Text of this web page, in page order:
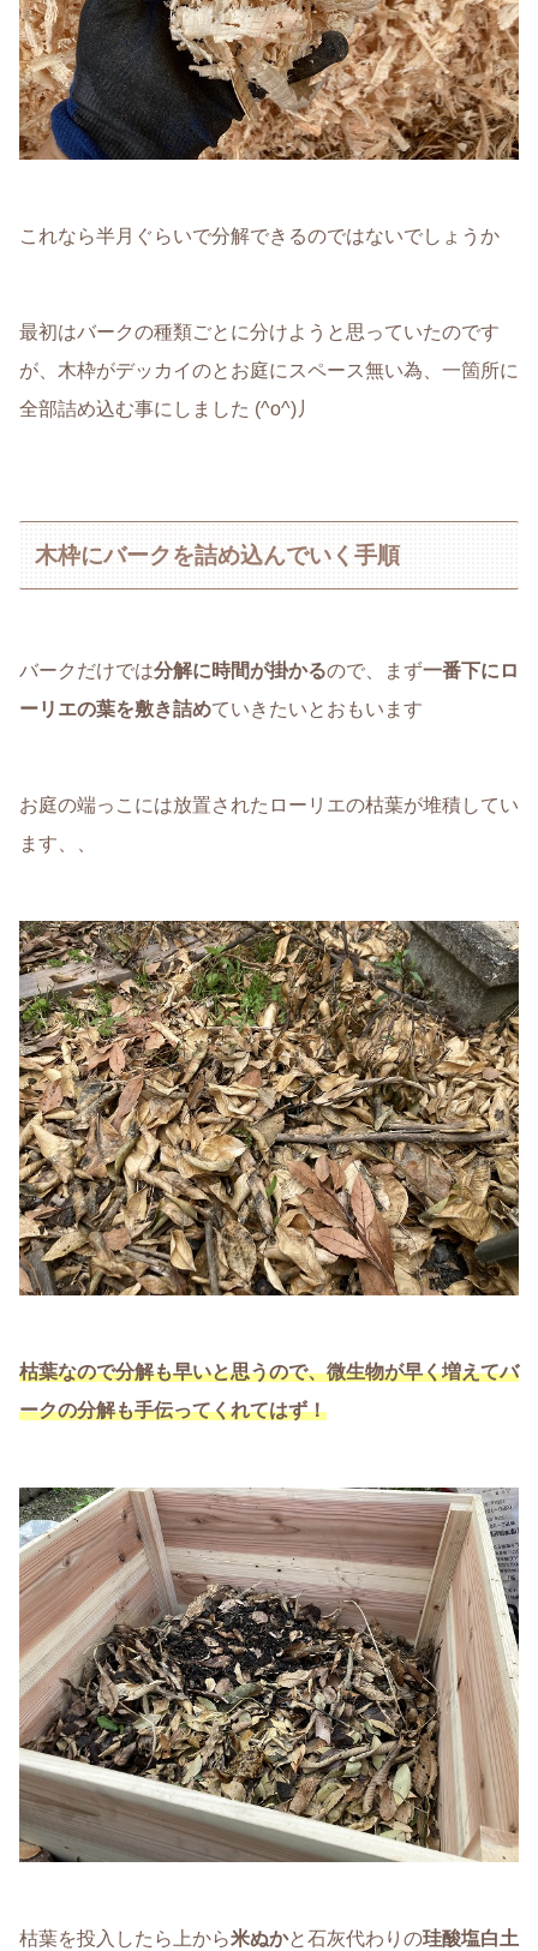
これなら半月ぐらいで分解できるのではないでしょうか
最初はバークの種類ごとに分けようと思っていたのです
が、木枠がデッカイのとお庭にスペース無い為、一箇所に
全部詰め込む事にしました (^o^)丿
木枠にバークを詰め込んでいく手順
バークだけでは分解に時間が掛かるので、まず一番下にロ
ーリエの葉を敷き詰めていきたいとおもいます
お庭の端っこには放置されたローリエの枯葉が堆積してい
ます、、
枯葉なので分解も早いと思うので、微生物が早く増えてバ
ークの分解も手伝ってくれてはず！
枯葉を投入したら上から米ぬかと石灰代わりの珪酸塩白土